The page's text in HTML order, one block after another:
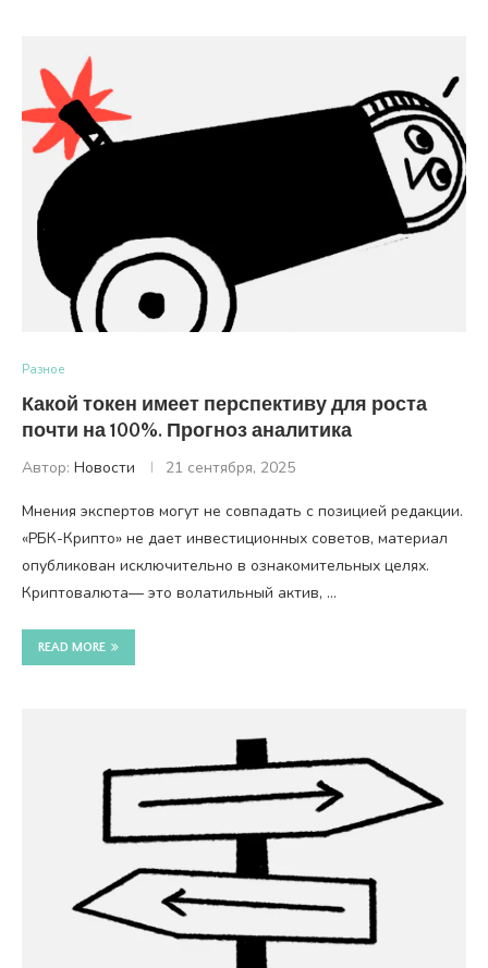
Разное
Какой токен имеет перспективу для роста
почти на 100%. Прогноз аналитика
Автор: Новости 21 сентября, 2025
Мнения экспертов могут не совпадать с позицией редакции.
«РБК-Крипто» не дает инвестиционных советов, материал
опубликован исключительно в ознакомительных целях.
Криптовалюта— это волатильный актив, …
READ MORE